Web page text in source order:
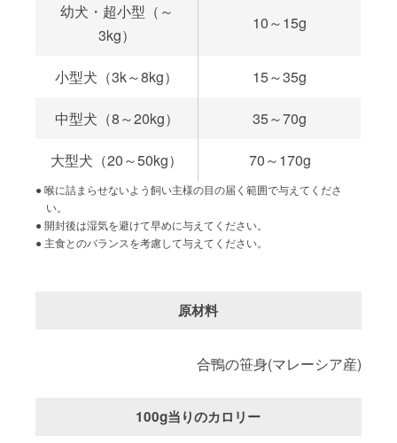
幼犬・超小型（～
3kg）
10～15g
小型犬（3k～8kg） 15～35g
中型犬（8～20kg） 35～70g
大型犬（20～50kg） 70～170g
喉に詰まらせないよう飼い主様の目の届く範囲で与えてくださ
い。
開封後は湿気を避けて早めに与えてください。
主食とのバランスを考慮して与えてください。
原材料
合鴨の笹身(マレーシア産)
100g当りのカロリー